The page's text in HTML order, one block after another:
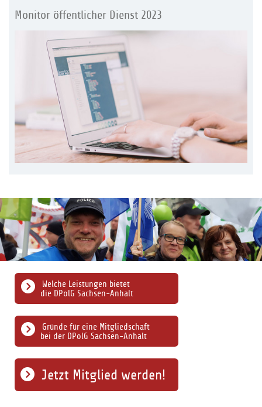
Monitor öffentlicher Dienst 2023
Gründe für eine Mitgliedschaft
bei der DPolG Sachsen-Anhalt
Welche Leistungen bietet
die DPolG Sachsen-Anhalt
Jetzt Mitglied werden!